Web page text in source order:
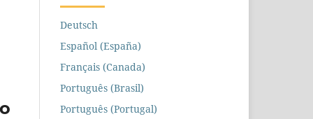
Deutsch
Español (España)
Français (Canada)
Português (Brasil)
Português (Portugal)